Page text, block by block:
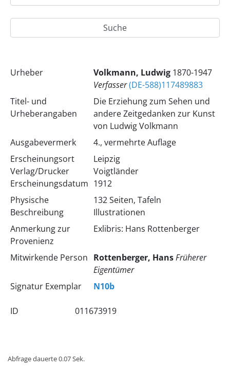
Urheber Volkmann, Ludwig 1870-1947
Verfasser(DE-588)117489883
Titel- und
Urheberangaben
Die Erziehung zum Sehen und
andere Zeitgedanken zur Kunst
von Ludwig Volkmann
Ausgabevermerk
4., vermehrte Auflage
Erscheinungsort
Verlag/Drucker
Erscheinungsdatum
Leipzig
Voigtländer
1912
Physische
Beschreibung
132 Seiten, Tafeln
Illustrationen
Anmerkung zur
Provenienz
Exlibris: Hans Rottenberger
Mitwirkende Person Rottenberger, HansFrüherer
Eigentümer
Signatur Exemplar
N10b
ID 011673919
Abfrage dauerte 0.07 Sek.